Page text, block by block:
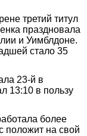
третий титул
праздновала
и Уимблдоне.
стало 35
23-й в
13:10 в пользу
более
положит на свой